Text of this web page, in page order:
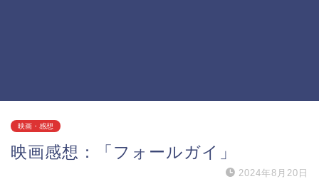
映画・感想
映画感想：「フォールガイ」
2024年8月20日